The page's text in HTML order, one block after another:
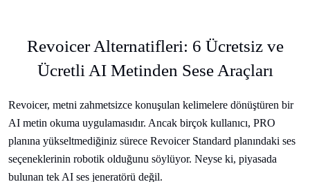
Revoicer Alternatifleri: 6 Ücretsiz ve
Ücretli AI Metinden Sese Araçları
Revoicer, metni zahmetsizce konuşulan kelimelere dönüştüren bir
AI metin okuma uygulamasıdır. Ancak birçok kullanıcı, PRO
planına yükseltmediğiniz sürece Revoicer Standard planındaki ses
seçeneklerinin robotik olduğunu söylüyor. Neyse ki, piyasada
bulunan tek AI ses jeneratörü değil.